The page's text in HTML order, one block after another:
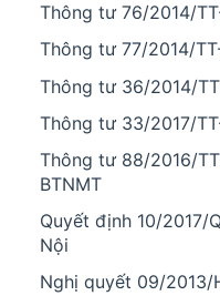
Thông tư 76/2014/
Thông tư 77/2014/
Thông tư 36/2014/
Thông tư 33/2017/
Thông tư 88/2016/
BTNMT
Quyết định 10/2017/
Nội
Nghị quyết 09/2013/